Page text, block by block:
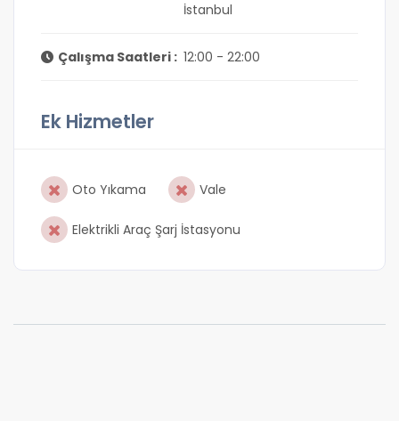
İstanbul
Çalışma Saatleri : 12:00 - 22:00
Ek Hizmetler
Oto Yıkama Vale
Elektrikli Araç Şarj İstasyonu